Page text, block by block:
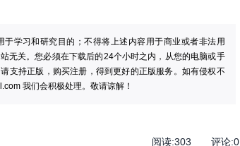
学习和研究目的；不得将上述内容用于商业或者非法用
无关。您必须在下载后的24个小时之内，从您的电脑或手
支持正版，购买注册，得到更好的正版服务。如有侵权不
我们会积极处理。敬请谅解！
阅读:303 评论:0